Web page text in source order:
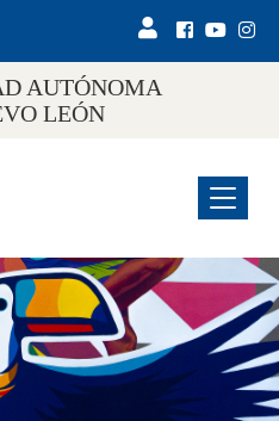
AUTÓNOMA
LEÓN
Menu